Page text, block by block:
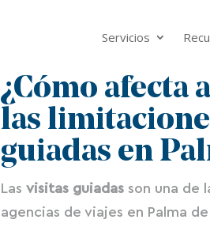
Servicios
¿Cómo afecta
las
guiadas en
Lasvisitas guiadas son una de
agencias de viajes en Palma